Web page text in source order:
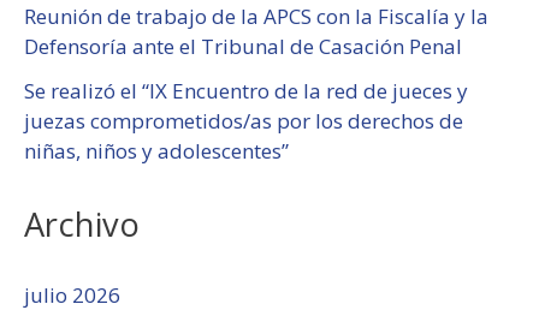
Reunión de trabajo de la APCS con la Fiscalía y la
Defensoría ante el Tribunal de Casación Penal
Se realizó el “IX Encuentro de la red de jueces y
juezas comprometidos/as por los derechos de
niñas, niños y adolescentes”
Archivo
julio 2026